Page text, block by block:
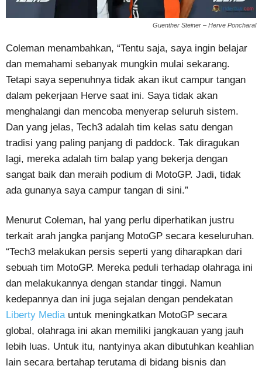
Guenther Steiner – Herve Poncharal
Coleman menambahkan, “Tentu saja, saya ingin belajar
dan memahami sebanyak mungkin mulai sekarang.
Tetapi saya sepenuhnya tidak akan ikut campur tangan
dalam pekerjaan Herve saat ini. Saya tidak akan
menghalangi dan mencoba menyerap seluruh sistem.
Dan yang jelas, Tech3 adalah tim kelas satu dengan
tradisi yang paling panjang di paddock. Tak diragukan
lagi, mereka adalah tim balap yang bekerja dengan
sangat baik dan meraih podium di MotoGP. Jadi, tidak
ada gunanya saya campur tangan di sini.”
Menurut Coleman, hal yang perlu diperhatikan justru
terkait arah jangka panjang MotoGP secara keseluruhan.
“Tech3 melakukan persis seperti yang diharapkan dari
sebuah tim MotoGP. Mereka peduli terhadap olahraga ini
dan melakukannya dengan standar tinggi. Namun
kedepannya dan ini juga sejalan dengan pendekatan
Liberty Mediauntuk meningkatkan MotoGP secara
global, olahraga ini akan memiliki jangkauan yang jauh
lebih luas. Untuk itu, nantyinya akan dibutuhkan keahlian
lain secara bertahap terutama di bidang bisnis dan